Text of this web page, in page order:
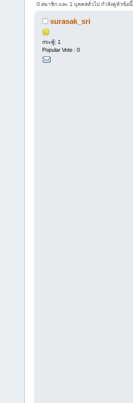
0 สมาชิก และ 1 บุคคลทั่วไป กำลังดูหัวข้อนี้
surasak_sri
กระทู้: 1
Popular Vote : 0